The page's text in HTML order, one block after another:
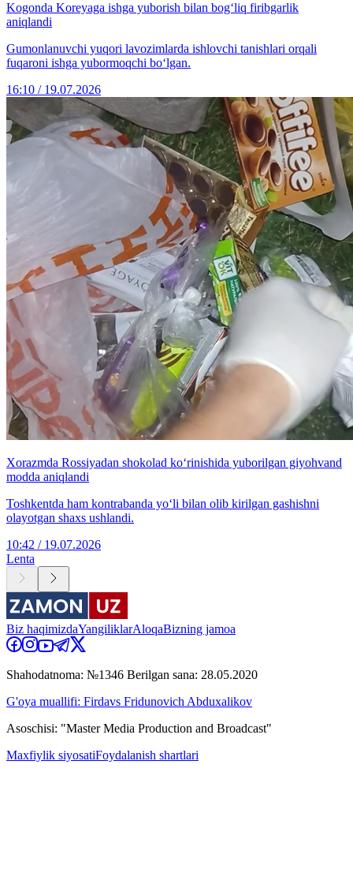
Kogonda Koreyaga ishga yuborish bilan bog‘liq firibgarlik
aniqlandi
Gumonlanuvchi yuqori lavozimlarda ishlovchi tanishlari orqali
fuqaroni ishga yubormoqchi bo‘lgan.
16:10 / 19.07.2026
Xorazmda Rossiyadan shokolad ko‘rinishida yuborilgan giyohvand
modda aniqlandi
Toshkentda ham kontrabanda yo‘li bilan olib kirilgan gashishni
olayotgan shaxs ushlandi.
10:42 / 19.07.2026
Lenta
Biz haqimizdaYangiliklarAloqaBizning jamoa
Shahodatnoma: №1346 Berilgan sana: 28.05.2020
G'oya muallifi: Firdavs Fridunovich Abduxalikov
Asoschisi: "Master Media Production and Broadcast"
Maxfiylik siyosatiFoydalanish shartlari